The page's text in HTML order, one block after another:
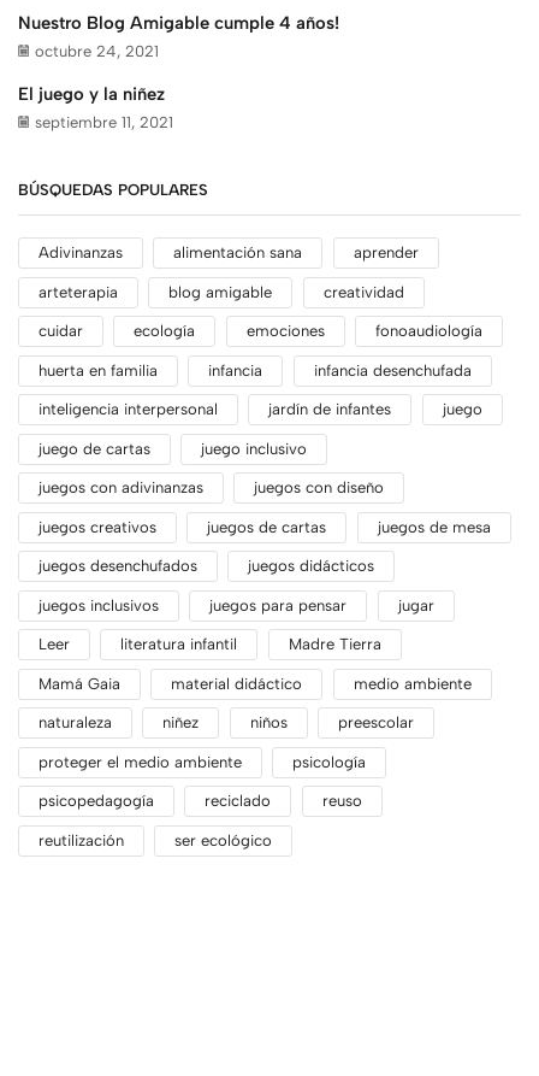
Nuestro Blog Amigable cumple 4 años!
octubre 24, 2021
El juego y la niñez
septiembre 11, 2021
BÚSQUEDAS POPULARES
Adivinanzas alimentación sana aprender
arteterapia blog amigable creatividad
cuidar ecología emociones fonoaudiología
huerta en familia infancia infancia desenchufada
inteligencia interpersonal jardín de infantes juego
juego de cartas juego inclusivo
juegos con adivinanzas juegos con diseño
juegos creativos juegos de cartas juegos de mesa
juegos desenchufados juegos didácticos
juegos inclusivos juegos para pensar jugar
Leer literatura infantil Madre Tierra
Mamá Gaia material didáctico medio ambiente
naturaleza niñez niños preescolar
proteger el medio ambiente psicología
psicopedagogía reciclado reuso
reutilización ser ecológico